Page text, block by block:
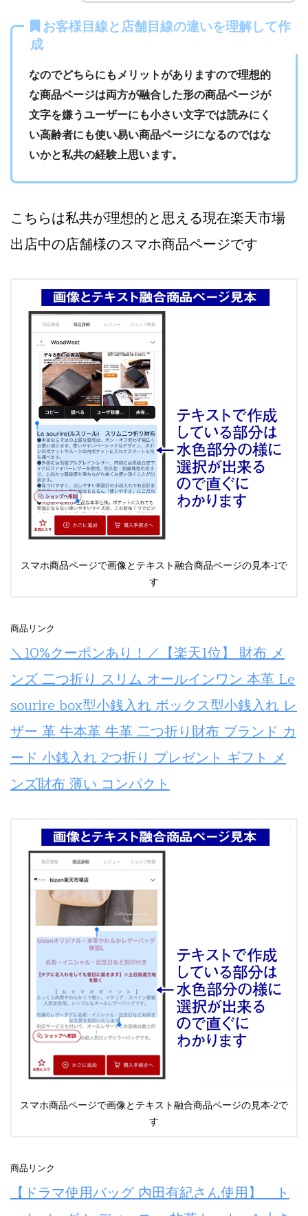
お客様目線と店舗目線の違いを理解して作
成
なのでどちらにもメリットがありますので理想的
な商品ページは両方が融合した形の商品ページが
文字を嫌うユーザーにも小さい文字では読みにく
い高齢者にも使い易い商品ページになるのではな
いかと私共の経験上思います。
こちらは私共が理想的と思える現在楽天市場
出店中の店舗様のスマホ商品ページです
スマホ商品ページで画像とテキスト融合商品ページの見本-1で
す
商品リンク
＼10%クーポンあり！／【楽天1位】 財布 メ
ンズ 二つ折り スリム オールインワン 本革 Le
sourire box型小銭入れ ボックス型小銭入れ レ
ザー 革 牛本革 牛革 二つ折り財布 ブランド カ
ード 小銭入れ 2つ折り プレゼント ギフト メ
ンズ財布 薄い コンパクト
スマホ商品ページで画像とテキスト融合商品ページの見本-2で
す
商品リンク
【ドラマ使用バッグ 内田有紀さん使用】 ト